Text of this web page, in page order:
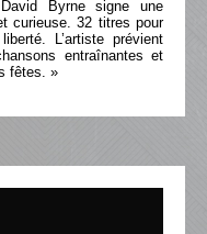
Byrne signe une
curieuse. 32 titres pour
L’artiste prévient
entraînantes et
fêtes. »